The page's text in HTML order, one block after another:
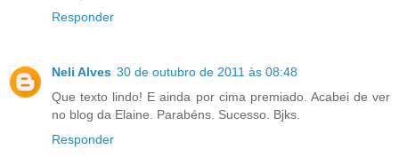
Responder
Neli Alves 30 de outubro de 2011 às 08:48
Que texto lindo! E ainda por cima premiado. Acabei de ver
no blog da Elaine. Parabéns. Sucesso. Bjks.
Responder